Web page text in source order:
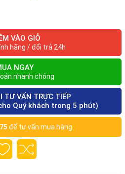
VÀO GIỎ
hãng / đổi trả 24h
NGAY
nhanh chóng
TƯ VẤN TRỰC TIẾP
Quý khách trong 5 phút)
để tư vấn mua hàng